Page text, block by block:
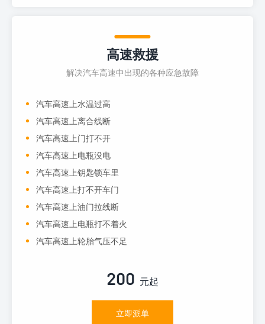
高速救援
解决汽车高速中出现的各种应急故障
汽车高速上水温过高
汽车高速上离合线断
汽车高速上门打不开
汽车高速上电瓶没电
汽车高速上钥匙锁车里
汽车高速上打不开车门
汽车高速上油门拉线断
汽车高速上电瓶打不着火
汽车高速上轮胎气压不足
200 元起
立即派单